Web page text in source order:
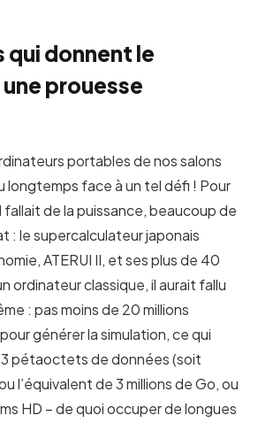
qui donnent le
prouesse
portables de nos salons
longtemps face à un tel défi ! Pour
fallait de la puissance, beaucoup de
: le supercalculateur japonais
ATERUI II, et ses plus de 40
ordinateur classique, il aurait fallu
: pas moins de 20 millions
générer la simulation, ce qui
pétaoctets de données (soit
l’équivalent de 3 millions de Go, ou
HD – de quoi occuper de longues